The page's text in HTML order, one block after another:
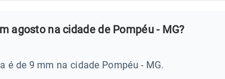
agosto na cidade de Pompéu - MG?
é de 9 mm na cidade Pompéu - MG.